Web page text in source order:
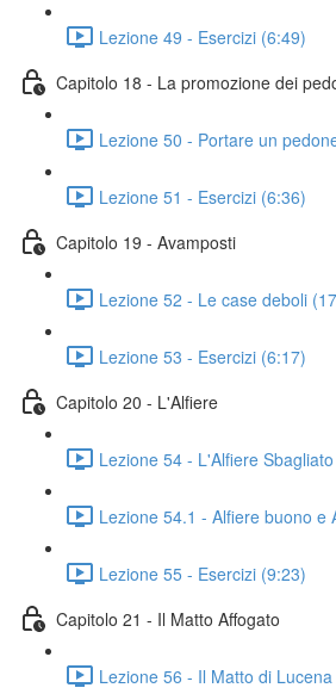
Lezione 49 - Esercizi (6:49)
Capitolo 18 - La promozione dei
Lezione 50 - Portare un
Lezione 51 - Esercizi (6:36)
Capitolo 19 - Avamposti
Lezione 52 - Le case deboli
Lezione 53 - Esercizi (6:17)
Capitolo 20 - L'Alfiere
Lezione 54 - L'Alfiere
Lezione 54.1 - Alfiere buono e
Lezione 55 - Esercizi (9:23)
Capitolo 21 - Il Matto Affogato
Lezione 56 - Il Matto di